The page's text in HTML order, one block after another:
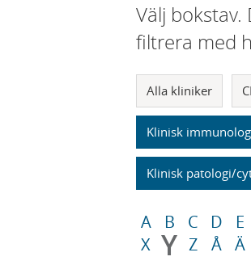
Välj
filtrera med
Alla kliniker
Klinisk
Klinisk patologi/
A B C D E
X Y Z Å Ä